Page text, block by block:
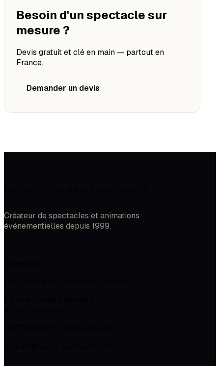
Besoin d'un spectacle sur
mesure ?
Devis gratuit et clé en main — partout en
France.
Demander un devis
Créateur de spectacles et animations
événementielles depuis 1999.